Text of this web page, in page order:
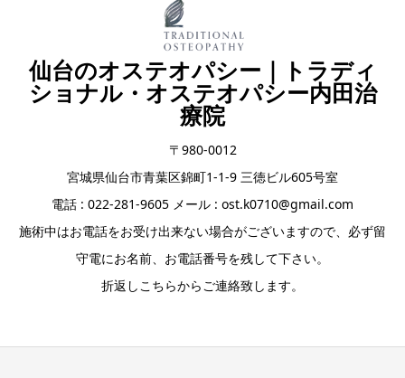
仙台のオステオパシー｜トラディ
ショナル・オステオパシー内田治
療院
〒980-0012
宮城県仙台市青葉区錦町1-1-9 三徳ビル605号室
電話 : 022-281-9605 メール : ost.k0710@gmail.com
施術中はお電話をお受け出来ない場合がございますので、必ず留
守電にお名前、お電話番号を残して下さい。
折返しこちらからご連絡致します。